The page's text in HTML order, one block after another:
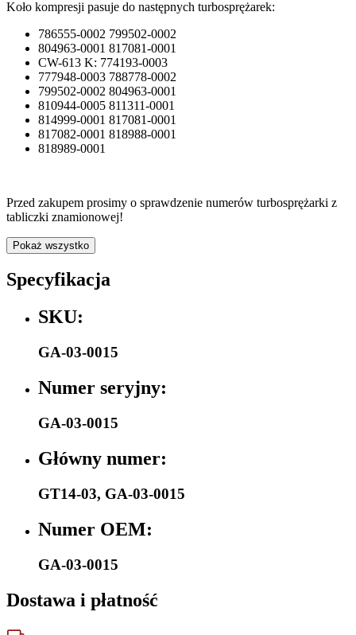
Koło kompresji pasuje do następnych turbosprężarek:
786555-0002 799502-0002
804963-0001 817081-0001
CW-613 K: 774193-0003
777948-0003 788778-0002
799502-0002 804963-0001
810944-0005 811311-0001
814999-0001 817081-0001
817082-0001 818988-0001
818989-0001
Przed zakupem prosimy o sprawdzenie numerów turbosprężarki z
tabliczki znamionowej!
Pokaż wszystko
Specyfikacja
SKU:
GA-03-0015
Numer seryjny:
GA-03-0015
Główny numer:
GT14-03, GA-03-0015
Numer OEM:
GA-03-0015
Dostawa i płatność